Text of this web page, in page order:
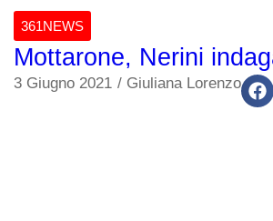
361NEWS
Mottarone, Nerini
3 Giugno 2021 / Giuliana Lorenzo